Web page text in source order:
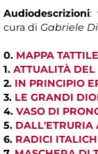
Audiodescrizioni:
cura di Gabriele
0. MAPPA TATTILE
1. ATTUALITÀ
2. IN PRINCIPIO
3. LE GRANDI
4. VASO DI
5. DALL'ETRURIA
6. RADICI